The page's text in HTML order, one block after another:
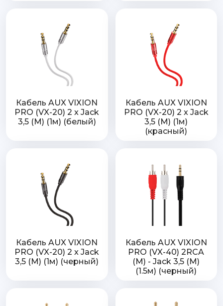
Кабель AUX VIXION
PRO (VX-20) 2 x Jack
3,5 (M) (1м) (белый)
Кабель AUX VIXION
PRO (VX-20) 2 x Jack
3,5 (M) (1м)
(красный)
Кабель AUX VIXION
PRO (VX-20) 2 x Jack
3,5 (M) (1м) (черный)
Кабель AUX VIXION
PRO (VX-40) 2RCA
(M) - Jack 3,5 (M)
(1.5м) (черный)